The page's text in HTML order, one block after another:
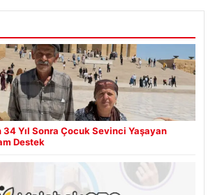
34 Yıl Sonra Çocuk Sevinci Yaşayan
Destek